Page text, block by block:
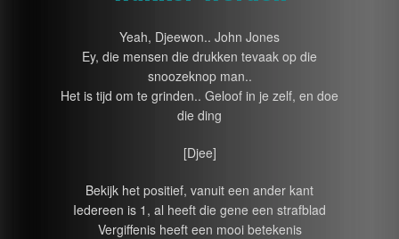
Yeah, Djeewon.. John Jones
Ey, die mensen die drukken tevaak op die
snoozeknop man..
Het is tijd om te grinden.. Geloof in je zelf, en doe
die ding
[Djee]
Bekijk het positief, vanuit een ander kant
Iedereen is 1, al heeft die gene een strafblad
Vergiffenis heeft een mooi betekenis